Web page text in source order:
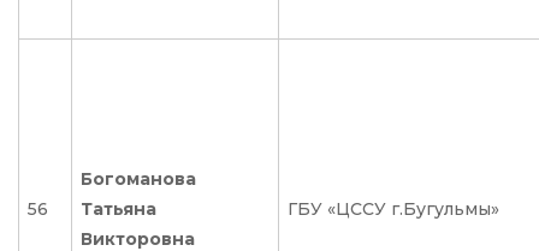
56
Богоманова
Татьяна
Викторовна
ГБУ «ЦССУ г.Бугульмы»